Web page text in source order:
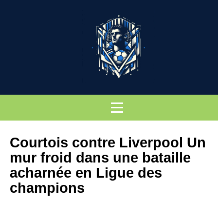
Courtois contre Liverpool Un
mur froid dans une bataille
acharnée en Ligue des
champions